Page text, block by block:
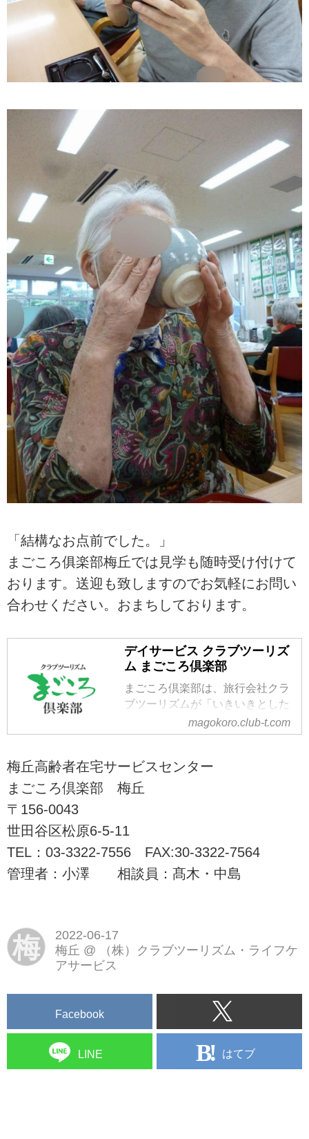
「結構なお点前でした。」
まごころ俱楽部梅丘では見学も随時受け付けて
おります。送迎も致しますのでお気軽にお問い
合わせください。おまちしております。
デイサービス クラブツーリズ
ム まごころ倶楽部
まごころ倶楽部は、旅行会社クラ
ブツーリズムが「いきいきとした
高齢者文化の創造」の実践とし
て、夢や生きがいをあきらめて欲
いる介護施設です。株式会社クラ
ブツーリズム・ライフケアサービ
を展開しています。
magokoro.club-t.com
梅丘高齢者在宅サービスセンター
まごころ倶楽部 梅丘
〒156-0043
世田谷区松原6-5-11
TEL：03-3322-7556 FAX:30-3322-7564
管理者：小澤 相談員：髙木・中島
梅
2022-06-17
梅丘 @
（株）クラブツーリズム・ライフケ
アサービス
Facebook
LINE はてブ